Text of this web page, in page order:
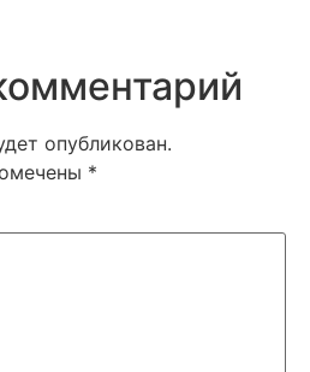
опубликован.
*